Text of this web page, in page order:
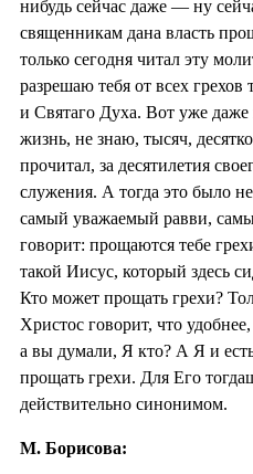
нибудь сейчас даже — ну
священникам дана власть
только сегодня читал эту
разрешаю тебя от всех
и Святаго Духа. Вот уже
жизнь, не знаю, тысяч,
прочитал, за десятилетия
служения. А тогда это было
самый уважаемый равви,
говорит: прощаются тебе
такой Иисус, который здесь
Кто может прощать грехи?
Христос говорит, что
а вы думали, Я кто? А Я и
прощать грехи. Для Его
действительно синонимом.
М. Борисова: